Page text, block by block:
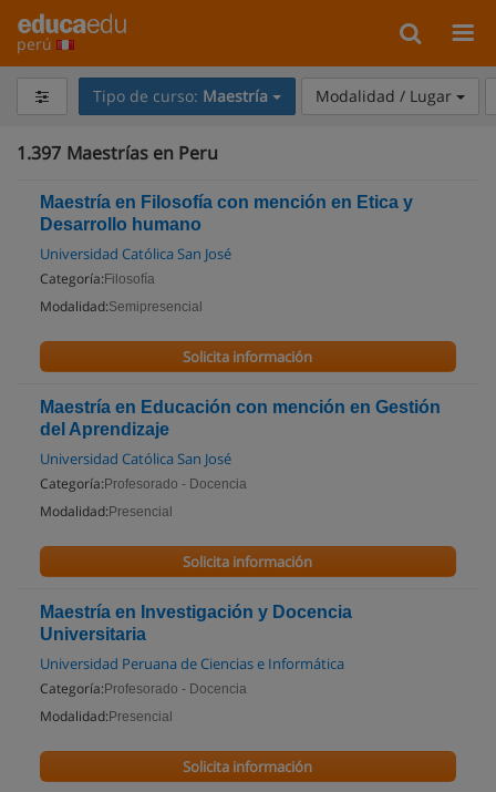
perú
Tipo de curso: Maestría Modalidad / Lugar
1.397 Maestrías en Peru
Maestría en Filosofía con mención en Etica y
Desarrollo humano
Universidad Católica San José
Categoría: Filosofía
Modalidad:Semipresencial
Solicita información
Maestría en Educación con mención en Gestión
del Aprendizaje
Universidad Católica San José
Categoría: Profesorado - Docencia
Modalidad: Presencial
Solicita información
Maestría en Investigación y Docencia
Universitaria
Universidad Peruana de Ciencias e Informática
Categoría: Profesorado - Docencia
Modalidad: Presencial
Solicita información